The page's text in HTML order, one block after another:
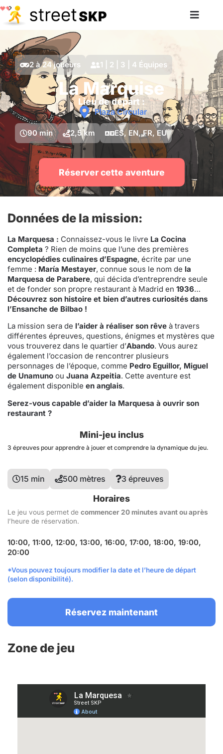
2 à 24 joueurs 1 | 2 | 3 | 4 Équipes
La Marquise
Lieu de départ :
Plaza Circular
90 min 2,5 km ES, EN, FR, EU
Réserver cette aventure
Zone de jeu
Données de la mission:
La Marquesa : Connaissez-vous le livre La Cocina
Completa ? Rien de moins que l’une des premières
encyclopédies culinaires d’Espagne, écrite par une
femme : María Mestayer, connue sous le nom de la
Marquesa de Parabere, qui décida d’entreprendre seule
et de fonder son propre restaurant à Madrid en 1936…
Découvrez son histoire et bien d’autres curiosités dans
l’Ensanche de Bilbao !
La mission sera de l’aider à réaliser son rêve à travers
différentes épreuves, questions, énigmes et mystères que
vous trouverez dans le quartier d’Abando. Vous aurez
également l’occasion de rencontrer plusieurs
personnages de l’époque, comme Pedro Eguillor, Miguel
de Unamuno ou Juana Azpeitia. Cette aventure est
également disponible en anglais.
Serez-vous capable d’aider la Marquesa à ouvrir son
restaurant ?
Mini-jeu inclus
3 épreuves pour apprendre à jouer et comprendre la dynamique du jeu.
15 min 500 mètres 3 épreuves
Horaires
Le jeu vous permet de commencer 20 minutes avant ou après
l’heure de réservation.
10:00, 11:00, 12:00, 13:00, 16:00, 17:00, 18:00, 19:00,
20:00
*Vous pouvez toujours modifier la date et l’heure de départ
(selon disponibilité).
Réservez maintenant